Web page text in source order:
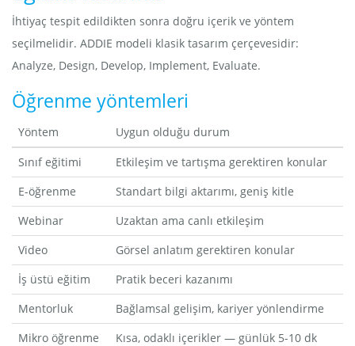
İhtiyaç tespit edildikten sonra doğru içerik ve yöntem
seçilmelidir. ADDIE modeli klasik tasarım çerçevesidir:
Analyze, Design, Develop, Implement, Evaluate.
Öğrenme yöntemleri
Yöntem
Uygun olduğu durum
Sınıf eğitimi
Etkileşim ve tartışma gerektiren konular
E-öğrenme
Standart bilgi aktarımı, geniş kitle
Webinar
Uzaktan ama canlı etkileşim
Video
Görsel anlatım gerektiren konular
İş üstü eğitim
Pratik beceri kazanımı
Mentorluk
Bağlamsal gelişim, kariyer yönlendirme
Mikro öğrenme
Kısa, odaklı içerikler — günlük 5-10 dk